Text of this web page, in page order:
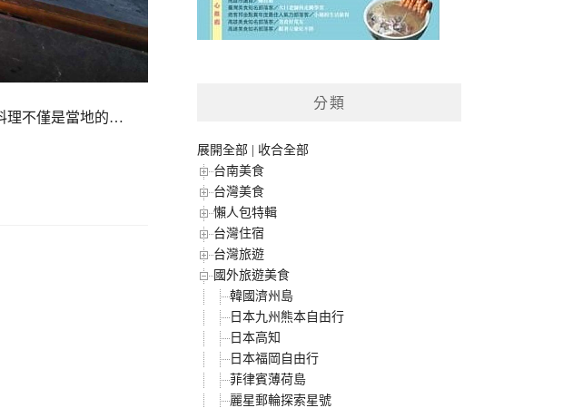
理不僅是當地的…
分類
展開全部
收合全部
台南美食
台灣美食
懶人包特輯
台灣住宿
台灣旅遊
國外旅遊美食
韓國濟州島
日本九州熊本自由行
日本高知
日本福岡自由行
菲律賓薄荷島
麗星郵輪探索星號